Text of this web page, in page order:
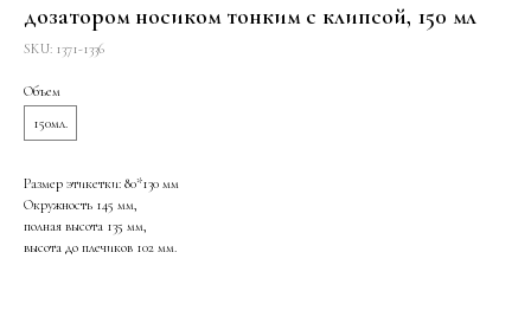
дозатором носиком тонким с клипсой, 150 мл
SKU: 1371-1336
Объем
150мл.
Размер этикетки: 80*130 мм
Окружность 145 мм,
полная высота 135 мм,
высота до плечиков 102 мм.